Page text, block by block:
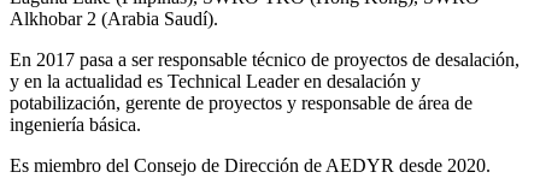
Alkhobar 2 (Arabia Saudí).
En 2017 pasa a ser responsable técnico de proyectos de desalación,
y en la actualidad es Technical Leader en desalación y
potabilización, gerente de proyectos y responsable de área de
ingeniería básica.
Es miembro del Consejo de Dirección de AEDYR desde 2020.